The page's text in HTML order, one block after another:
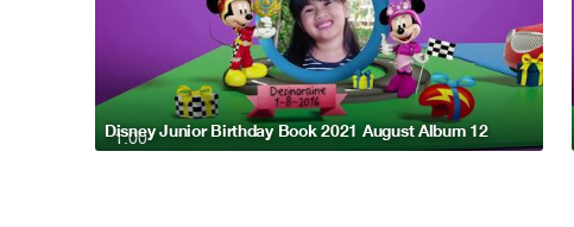
1:00
Disney Junior Birthday Book 2021 August Album 12